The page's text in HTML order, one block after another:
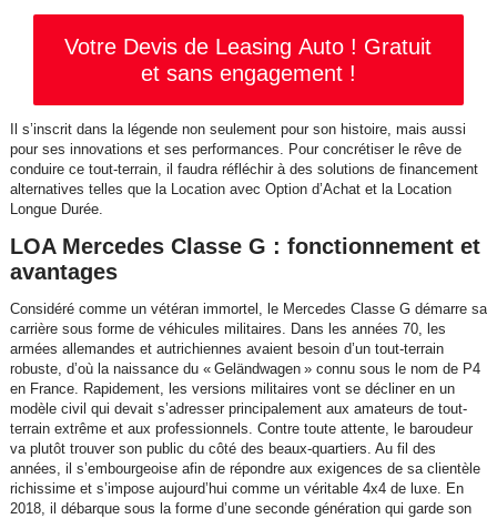
Votre Devis de Leasing Auto ! Gratuit
et sans engagement !
Il s’inscrit dans la légende non seulement pour son histoire, mais aussi
pour ses innovations et ses performances. Pour concrétiser le rêve de
conduire ce tout-terrain, il faudra réfléchir à des solutions de financement
alternatives telles que la Location avec Option d’Achat et la Location
Longue Durée.
LOA Mercedes Classe G : fonctionnement et
avantages
Considéré comme un vétéran immortel, le Mercedes Classe G démarre sa
carrière sous forme de véhicules militaires. Dans les années 70, les
armées allemandes et autrichiennes avaient besoin d’un tout-terrain
robuste, d’où la naissance du « Geländwagen » connu sous le nom de P4
en France. Rapidement, les versions militaires vont se décliner en un
modèle civil qui devait s’adresser principalement aux amateurs de tout-
terrain extrême et aux professionnels. Contre toute attente, le baroudeur
va plutôt trouver son public du côté des beaux-quartiers. Au fil des
années, il s’embourgeoise afin de répondre aux exigences de sa clientèle
richissime et s’impose aujourd’hui comme un véritable 4x4 de luxe. En
2018, il débarque sous la forme d’une seconde génération qui garde son